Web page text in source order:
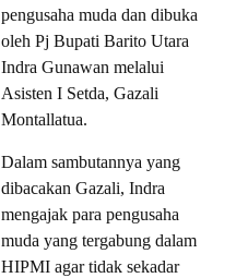
pengusaha muda dan dibuka
oleh Pj Bupati Barito Utara
Indra Gunawan melalui
Asisten I Setda, Gazali
Montallatua.
Dalam sambutannya yang
dibacakan Gazali, Indra
mengajak para pengusaha
muda yang tergabung dalam
HIPMI agar tidak sekadar